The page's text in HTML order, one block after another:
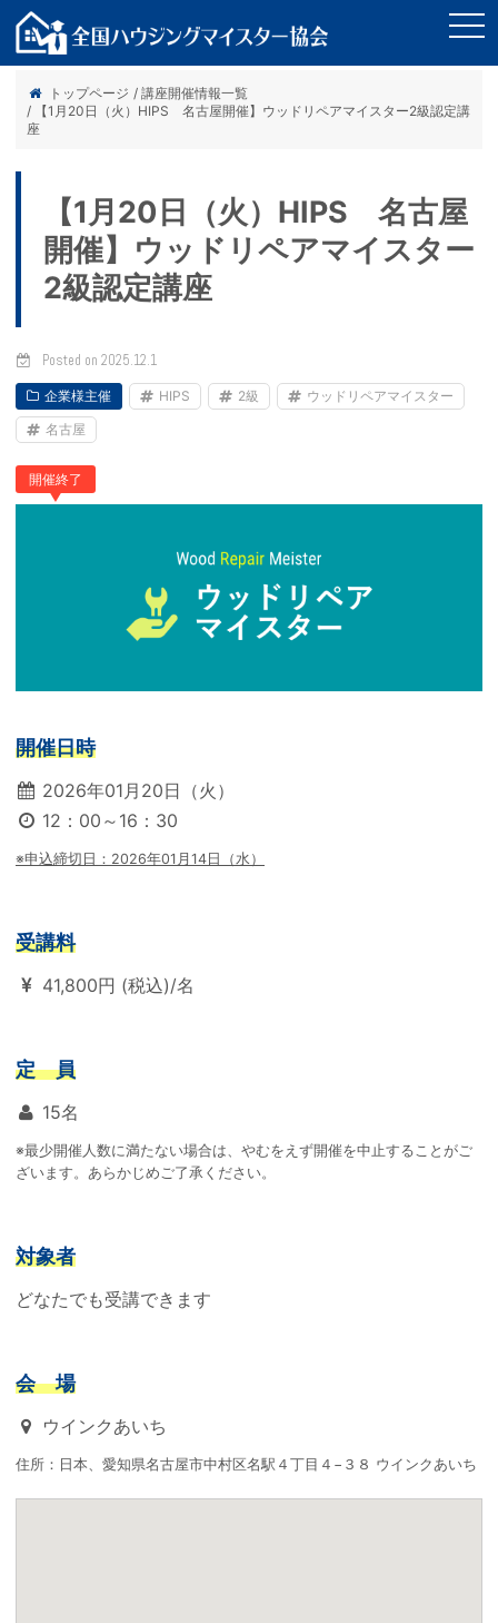
トップページ / 講座開催情報一覧
/ 【1月20日（火）HIPS 名古屋開催】ウッドリペアマイスター2級認定講
座
【1月20日（火）HIPS 名古屋
開催】ウッドリペアマイスター
2級認定講座
Posted on 2025.12.1
企業様主催 HIPS 2級
ウッドリペアマイスター
名古屋
開催終了
開催日時
2026年01月20日（火）
12：00～16：30
※申込締切日：2026年01月14日（水）
受講料
41,800円 (税込)/名
定 員
15名
※最少開催人数に満たない場合は、やむをえず開催を中止することがご
ざいます。あらかじめご了承ください。
対象者
どなたでも受講できます
会 場
ウインクあいち
住所：日本、愛知県名古屋市中村区名駅４丁目４−３８ ウインクあいち